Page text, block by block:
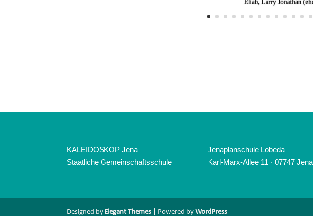
KALEIDOSKOP Jena
Staatliche Gemeinschaftsschule
Jenaplanschule Lobeda
Karl-Marx-Allee 11 · 07747 Jena
Designed by Elegant Themes | Powered byWordPress